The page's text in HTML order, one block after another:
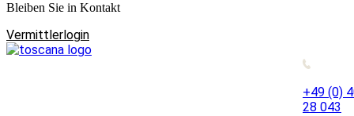
Bleiben Sie in Kontakt
Vermittlerlogin
+49 (0)
28 043